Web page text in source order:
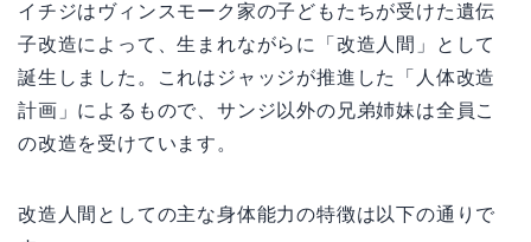
イチジはヴィンスモーク家の子どもたちが受けた遺伝
子改造によって、生まれながらに「改造人間」として
誕生しました。これはジャッジが推進した「人体改造
計画」によるもので、サンジ以外の兄弟姉妹は全員こ
の改造を受けています。
改造人間としての主な身体能力の特徴は以下の通りで